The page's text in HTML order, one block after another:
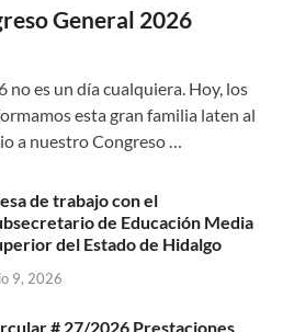
General 2026
no es un día cualquiera. Hoy, los
esta gran familia laten al
a nuestro Congreso …
de trabajo con el
de Educación Media
del Estado de Hidalgo
9, 2026
# 27/2026 Prestaciones